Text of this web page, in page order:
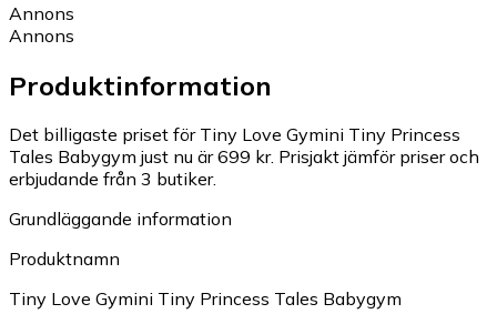
Annons
Annons
Produktinformation
Det billigaste priset för Tiny Love Gymini Tiny Princess
Tales Babygym just nu är 699 kr. Prisjakt jämför priser och
erbjudande från 3 butiker.
Grundläggande information
Produktnamn
Tiny Love Gymini Tiny Princess Tales Babygym